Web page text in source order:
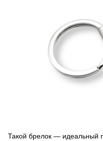
Такой брелок — идеальный